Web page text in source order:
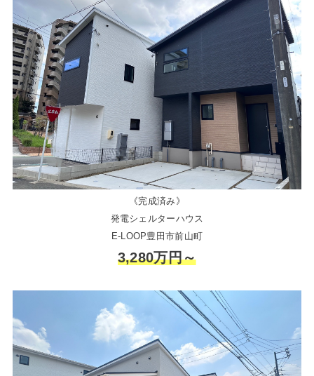
《完成済み》
発電シェルターハウス
E-LOOP豊田市前山町
3,280万円～